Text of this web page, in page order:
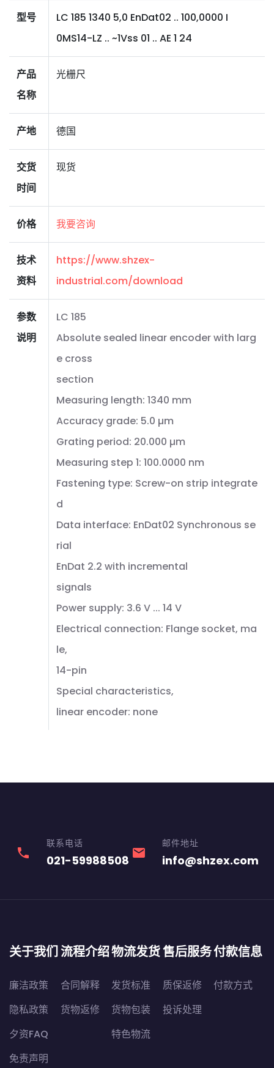
型号
LC 185 1340 5,0 EnDat02 .. 100,0000 I
0MS14-LZ .. ~1Vss 01 .. AE 1 24
产品
名称
光栅尺
产地 德国
交货
时间
现货
价格 我要咨询
技术
资料
https://www.shzex-
industrial.com/download
参数
说明
LC 185
Absolute sealed linear encoder with larg
e cross
section
Measuring length: 1340 mm
Accuracy grade: 5.0 µm
Grating period: 20.000 µm
Measuring step 1: 100.0000 nm
Fastening type: Screw-on strip integrate
d
Data interface: EnDat02 Synchronous se
rial
EnDat 2.2 with incremental
signals
Power supply: 3.6 V ... 14 V
Electrical connection: Flange socket, ma
le,
14-pin
Special characteristics,
linear encoder: none
phone
联系电话
021-59988508 email
邮件地址
info@shzex.com
关于我们
廉洁政策
隐私政策
夕资FAQ
免责声明
流程介绍
合同解释
货物返修
物流发货
发货标准
货物包装
特色物流
售后服务
质保返修
投诉处理
付款信息
付款方式